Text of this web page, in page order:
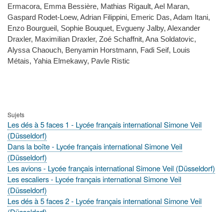
Ermacora, Emma Bessière, Mathias Rigault, Ael Maran,
Gaspard Rodet-Loew, Adrian Filippini, Emeric Das, Adam Itani,
Enzo Bourgueil, Sophie Bouquet, Evgueny Jalby, Alexander
Draxler, Maximilian Draxler, Zoé Schaffnit, Ana Soldatovic,
Alyssa Chaouch, Benyamin Horstmann, Fadi Seif, Louis
Métais, Yahia Elmekawy, Pavle Ristic
Sujets
Les dés à 5 faces 1 - Lycée français international Simone Veil
(Düsseldorf)
Dans la boîte - Lycée français international Simone Veil
(Düsseldorf)
Les avions - Lycée français international Simone Veil (Düsseldorf)
Les escaliers - Lycée français international Simone Veil
(Düsseldorf)
Les dés à 5 faces 2 - Lycée français international Simone Veil